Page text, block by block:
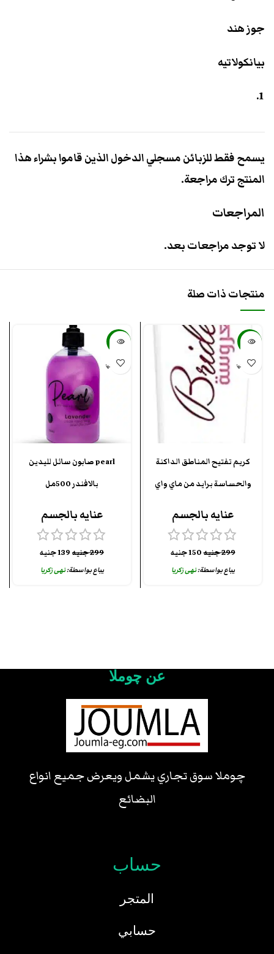
جوز هند
بيانكولاتيه
المراجعات
لا توجد مراجعات بعد.
يسمح فقط للزبائن مسجلي الدخول الذين قاموا بشراء هذا
المنتج ترك مراجعة.
منتجات ذات صلة
-50%
بيعت كلها
كريم تفتيح المناطق الداكنة
والحساسة برايد من ماي واي
عنايه بالجسم
299جنيه150جنيه
يباع بواسطة:نهى زكريا
-54%
بيعت كلها
pearl صابون سائل لليدين
بالافندر 500مل
عنايه بالجسم
299جنيه 139جنيه
يباع بواسطة:نهى زكريا
عن چوملا
چوملا سوق تجاري يشمل ويعرض جميع انواع
البضائع
حساب
المتجر
حسابي